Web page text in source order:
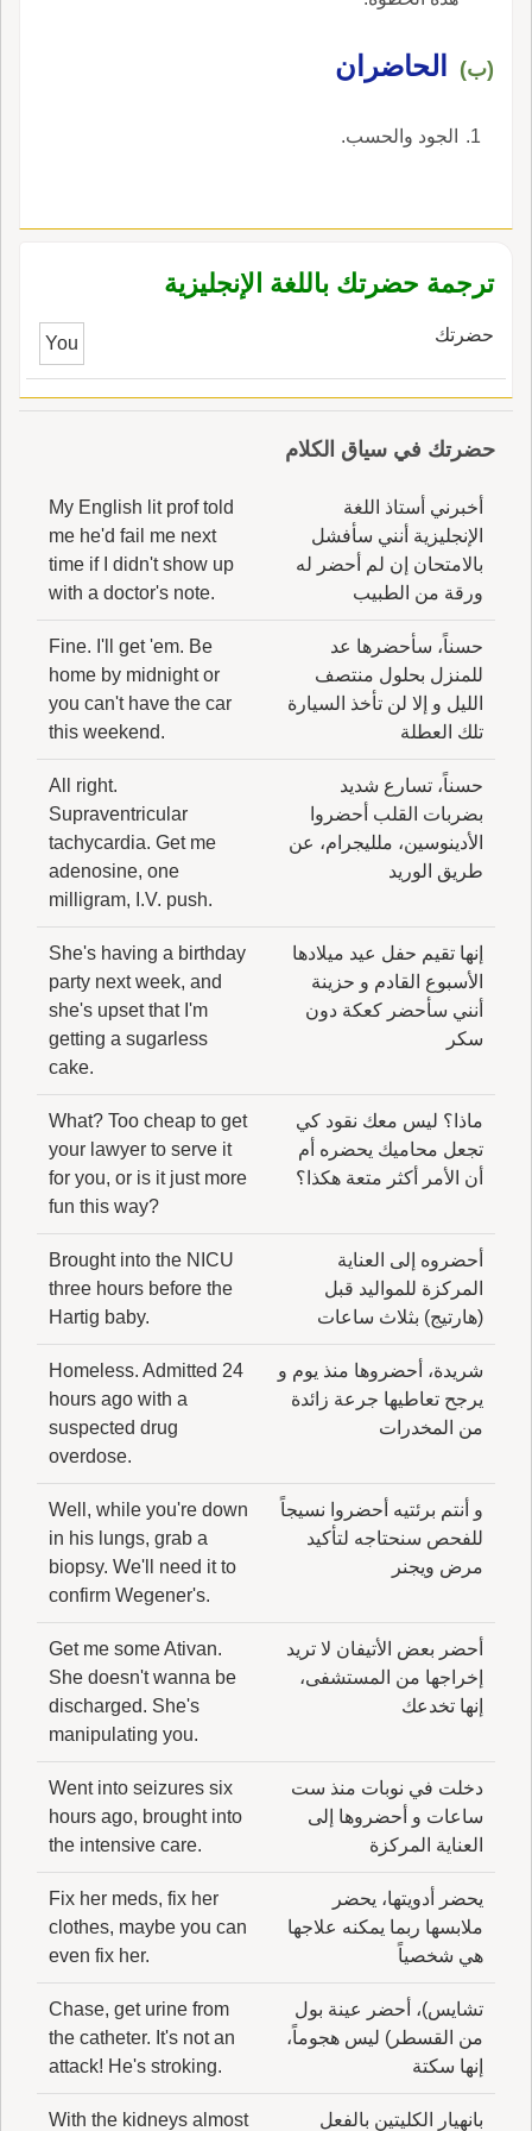
(ب) الحاضران
الجود والحسب.
ترجمة حضرتك باللغة الإنجليزية
حضرتك You
حضرتك في سياق الكلام
أخبرني أستاذ اللغة
الإنجليزية أنني سأفشل
بالامتحان إن لم أحضر له
ورقة من الطبيب
My English lit prof told
me he'd fail me next
time if I didn't show up
with a doctor's note.
حسناً، سأحضرها عد
للمنزل بحلول منتصف
الليل و إلا لن تأخذ السيارة
تلك العطلة
Fine. I'll get 'em. Be
home by midnight or
you can't have the car
this weekend.
حسناً، تسارع شديد
بضربات القلب أحضروا
الأدينوسين، ملليجرام، عن
طريق الوريد
All right.
Supraventricular
tachycardia. Get me
adenosine, one
milligram, I.V. push.
إنها تقيم حفل عيد ميلادها
الأسبوع القادم و حزينة
أنني سأحضر كعكة دون
سكر
She's having a birthday
party next week, and
she's upset that I'm
getting a sugarless
cake.
ماذا؟ ليس معك نقود كي
تجعل محاميك يحضره أم
أن الأمر أكثر متعة هكذا؟
What? Too cheap to get
your lawyer to serve it
for you, or is it just more
fun this way?
أحضروه إلى العناية
المركزة للمواليد قبل
(هارتيج) بثلاث ساعات
Brought into the NICU
three hours before the
Hartig baby.
شريدة، أحضروها منذ يوم و
يرجح تعاطيها جرعة زائدة
من المخدرات
Homeless. Admitted 24
hours ago with a
suspected drug
overdose.
و أنتم برئتيه أحضروا نسيجاً
للفحص سنحتاجه لتأكيد
مرض ويجنر
Well, while you're down
in his lungs, grab a
biopsy. We'll need it to
confirm Wegener's.
أحضر بعض الأتيفان لا تريد
إخراجها من المستشفى،
إنها تخدعك
Get me some Ativan.
She doesn't wanna be
discharged. She's
manipulating you.
دخلت في نوبات منذ ست
ساعات و أحضروها إلى
العناية المركزة
Went into seizures six
hours ago, brought into
the intensive care.
يحضر أدويتها، يحضر
ملابسها ربما يمكنه علاجها
هي شخصياً
Fix her meds, fix her
clothes, maybe you can
even fix her.
تشايس)، أحضر عينة بول
من القسطر) ليس هجوماً،
إنها سكتة
Chase, get urine from
the catheter. It's not an
attack! He's stroking.
بانهيار الكليتين بالفعل With the kidneys almost